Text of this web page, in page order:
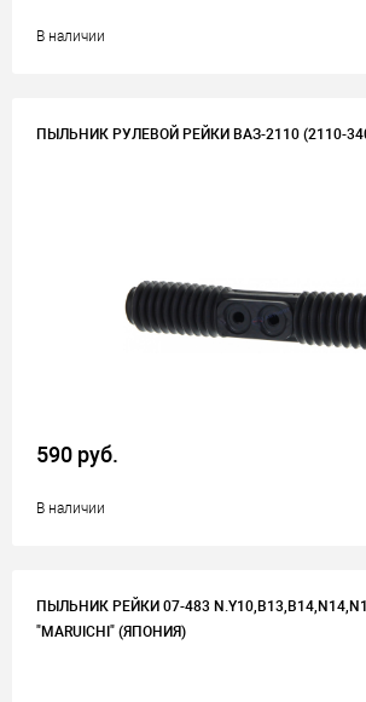
В наличии
ПЫЛЬНИК РУЛЕВОЙ РЕЙКИ ВАЗ-2110 (2110-
590 руб.
В наличии
ПЫЛЬНИК РЕЙКИ 07-483
"MARUICHI" (ЯПОНИЯ)